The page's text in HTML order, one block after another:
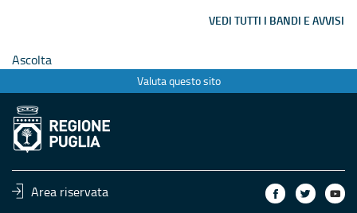
VEDI TUTTI I BANDI E AVVISI
Ascolta
Valuta questo sito
Area riservata